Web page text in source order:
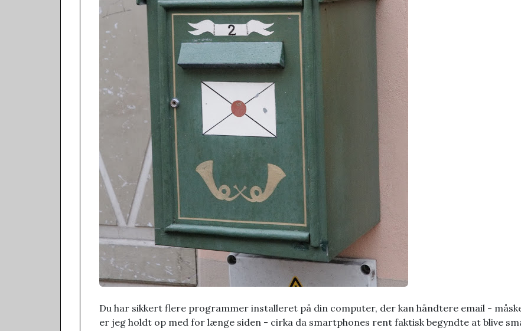
Du har sikkert flere programmer installeret på din computer, der kan håndtere email -
er jeg holdt op med for længe siden - cirka da smartphones rent faktisk begyndte at blive